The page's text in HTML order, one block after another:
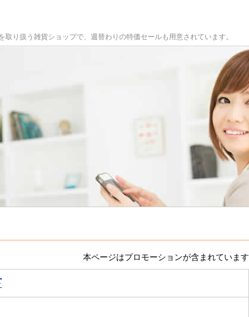
り扱う雑貨ショップで、週替わりの特価セールも用意されています。
本ページはプロモーションが含まれています